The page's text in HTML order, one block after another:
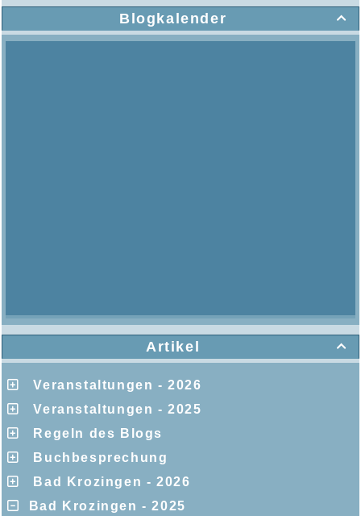

Blogkalender

Artikel
Veranstaltungen - 2026
Veranstaltungen - 2025
Regeln des Blogs
Buchbesprechung
Bad Krozingen - 2026
Bad Krozingen - 2025